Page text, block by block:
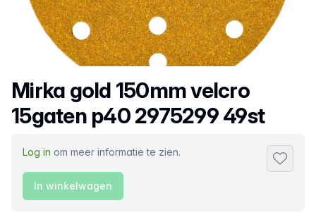
Productnaam
Mirka gold 150mm velcro
15gaten p40 2975299 49st
Log in om meer informatie te zien.
In winkelwagen